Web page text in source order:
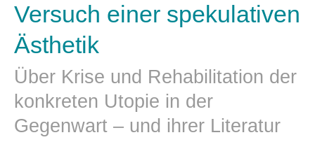
Versuch einer spekulativen
Ästhetik
Über Krise und Rehabilitation der
konkreten Utopie in der
Gegenwart – und ihrer Literatur